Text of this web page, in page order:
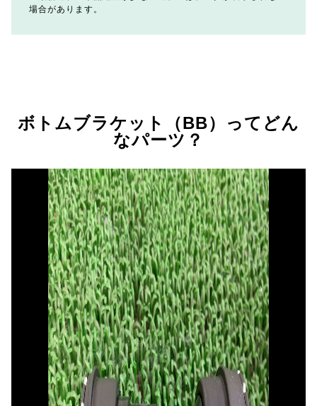
場合があります。
ボトムブラケット（BB）ってどん
なパーツ？